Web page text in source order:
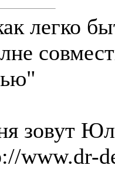
легко
зовут
www.dr-